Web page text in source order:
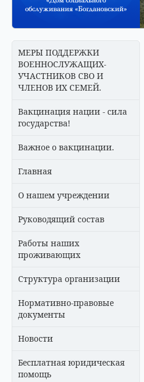
МЕРЫ ПОДДЕРЖКИ
ВОЕННОСЛУЖАЩИХ-
УЧАСТНИКОВ СВО И
ЧЛЕНОВ ИХ СЕМЕЙ.
Вакцинация нации - сила
государства!
Важное о вакцинации.
Главная
О нашем учреждении
Руководящий состав
Работы наших
проживающих
Структура организации
Нормативно-правовые
документы
Новости
Бесплатная юридическая
помощь